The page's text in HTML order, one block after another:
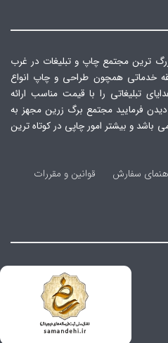
ترین مجتمع چاپ و تبلیغات در غرب
خدماتی همچون طراحی و چاپ انواع
تبلیغاتی را با قیمت مناسب ارائه
فرمایید مجتمع برگ زرین مجهز به
باشد و بیشتر امور چاپی در کوتاه ترین
سفارش
قوانین و مقررات